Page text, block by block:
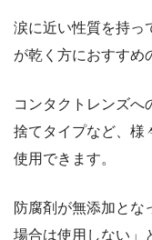
涙に近い性質を持っ
が乾く方におすすめ
コンタクトレンズへ
捨てタイプなど、様
使用できます。
防腐剤が無添加とな
場合は使用しない」